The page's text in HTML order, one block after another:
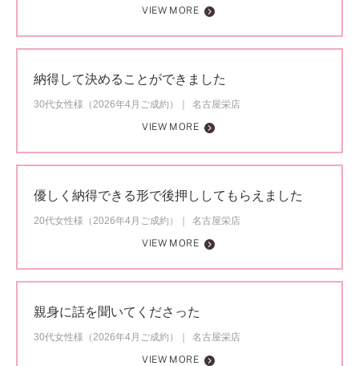
VIEW MORE
納得して決めることができました
30代女性様（2026年4月ご成約）
名古屋栄店
VIEW MORE
優しく納得できる形で後押ししてもらえました
20代女性様（2026年4月ご成約）
名古屋栄店
VIEW MORE
親身に話を聞いてくださった
30代女性様（2026年4月ご成約）
名古屋栄店
VIEW MORE